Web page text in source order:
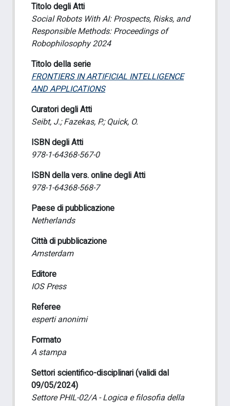
Titolo degli Atti
Social Robots With AI: Prospects, Risks, and
Responsible Methods: Proceedings of
Robophilosophy 2024
Titolo della serie
FRONTIERS IN ARTIFICIAL INTELLIGENCE
AND APPLICATIONS
Curatori degli Atti
Seibt, J.; Fazekas, P.; Quick, O.
ISBN degli Atti
978-1-64368-567-0
ISBN della vers. online degli Atti
978-1-64368-568-7
Paese di pubblicazione
Netherlands
Città di pubblicazione
Amsterdam
Editore
IOS Press
Referee
esperti anonimi
Formato
A stampa
Settori scientifico-disciplinari (validi dal
09/05/2024)
Settore PHIL-02/A - Logica e filosofia della